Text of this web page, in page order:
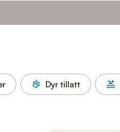
Dyr tillatt